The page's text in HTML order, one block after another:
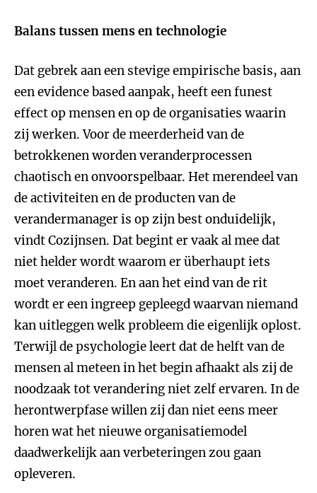
Balans tussen mens en technologie
Dat gebrek aan een stevige empirische basis, aan
een evidence based aanpak, heeft een funest
effect op mensen en op de organisaties waarin
zij werken. Voor de meerderheid van de
betrokkenen worden veranderprocessen
chaotisch en onvoorspelbaar. Het merendeel van
de activiteiten en de producten van de
verandermanager is op zijn best onduidelijk,
vindt Cozijnsen. Dat begint er vaak al mee dat
niet helder wordt waarom er überhaupt iets
moet veranderen. En aan het eind van de rit
wordt er een ingreep gepleegd waarvan niemand
kan uitleggen welk probleem die eigenlijk oplost.
Terwijl de psychologie leert dat de helft van de
mensen al meteen in het begin afhaakt als zij de
noodzaak tot verandering niet zelf ervaren. In de
herontwerpfase willen zij dan niet eens meer
horen wat het nieuwe organisatiemodel
daadwerkelijk aan verbeteringen zou gaan
opleveren.